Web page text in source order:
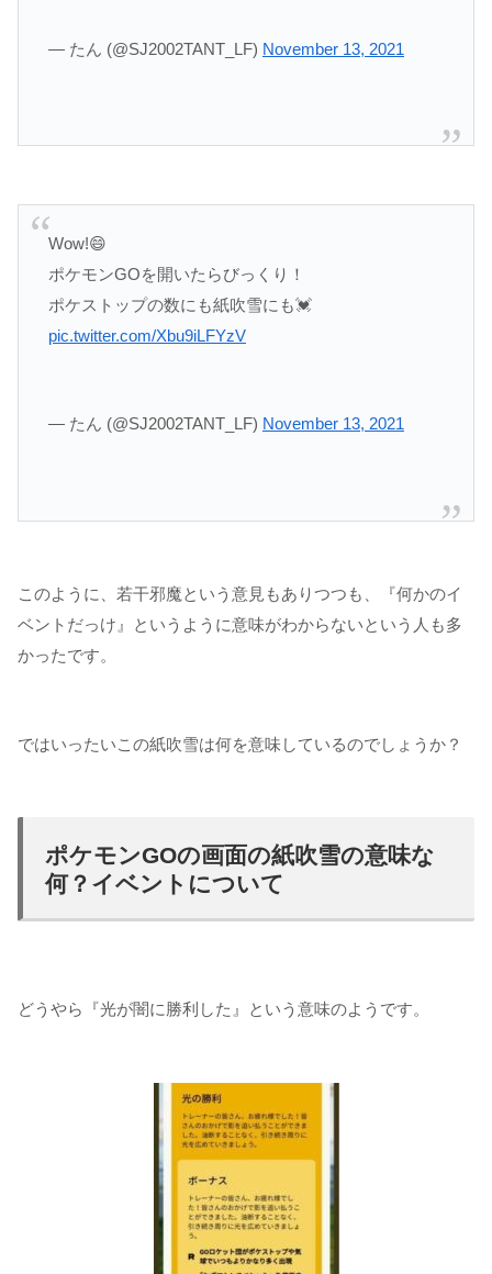
— たん (@SJ2002TANT_LF) November 13, 2021
Wow!😄
ポケモンGOを開いたらびっくり！
ポケストップの数にも紙吹雪にも💓
pic.twitter.com/Xbu9iLFYzV
— たん (@SJ2002TANT_LF) November 13, 2021
このように、若干邪魔という意見もありつつも、『何かのイ
ベントだっけ』というように意味がわからないという人も多
かったです。
ではいったいこの紙吹雪は何を意味しているのでしょうか？
ポケモンGOの画面の紙吹雪の意味な
何？イベントについて
どうやら『光が闇に勝利した』という意味のようです。